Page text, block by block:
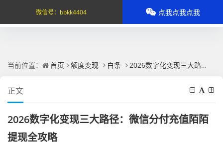
当前位置： 首页 额度变现 白条 2026数字化变现三大路径：微信分付充值陌陌提现全攻略
正文
2026数字化变现三大路径：微信分付充值陌陌
提现全攻略
微信号： bbkk4404 点我点我点我